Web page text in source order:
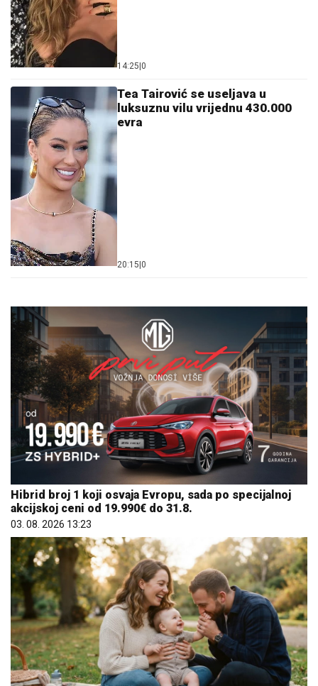
14:25 0
Tea Tairović se useljava u
luksuznu vilu vrijednu 430.000
evra
20:15 0
Hibrid broj 1 koji osvaja Evropu, sada po specijalnoj
akcijskoj ceni od 19.990€ do 31.8.
03. 08. 2026 13:23